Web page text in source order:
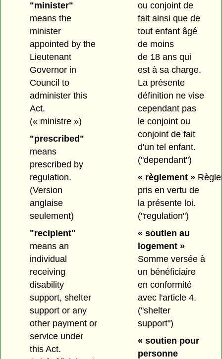
"minister"
means the
minister
appointed by the
Lieutenant
Governor in
Council to
administer this
Act.
(« ministre »)
"prescribed"
means
prescribed by
regulation.
(Version
anglaise
seulement)
"recipient"
means an
individual
receiving
disability
support, shelter
support or any
other payment or
service under
this Act.
ou conjoint de
fait ainsi que de
tout enfant âgé
de moins
de 18 ans qui
est à sa charge.
La présente
définition ne vise
cependant pas
le conjoint ou
conjoint de fait
d'un tel enfant.
("dependant")
« règlement »
pris en vertu de
la présente loi.
("regulation")
« soutien au
logement »
Somme versée à
un bénéficiaire
en conformité
avec l'article 4.
("shelter
support")
« soutien pour
personne